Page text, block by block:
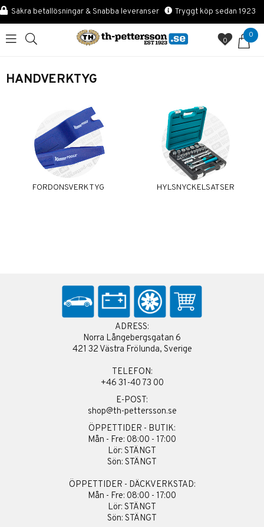
Säkra betallösningar & Snabba leveranser Tryggt köp sedan 1923
0
0
HANDVERKTYG
FORDONSVERKTYG HYLSNYCKELSATSER
ADRESS:
Norra Långebergsgatan 6
421 32 Västra Frölunda, Sverige
TELEFON:
+46 31-40 73 00
E-POST:
shop@th-pettersson.se
ÖPPETTIDER - BUTIK:
Mån - Fre: 08:00 - 17:00
Lör: STÄNGT
Sön: STÄNGT
ÖPPETTIDER - DÄCKVERKSTAD:
Mån - Fre: 08:00 - 17:00
Lör: STÄNGT
Sön: STÄNGT